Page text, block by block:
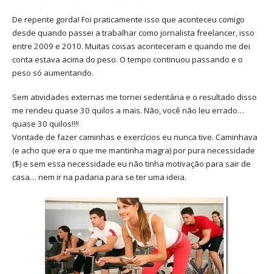
De repente gorda! Foi praticamente isso que aconteceu comigo
desde quando passei a trabalhar como jornalista freelancer, isso
entre 2009 e 2010. Muitas coisas aconteceram e quando me dei
conta estava acima do peso. O tempo continuou passando e o
peso só aumentando.
Sem atividades externas me tornei sedentária e o resultado disso
me rendeu quase 30 quilos a mais. Não, você não leu errado…
quase 30 quilos!!!!
Vontade de fazer caminhas e exercícios eu nunca tive. Caminhava
(e acho que era o que me mantinha magra) por pura necessidade
($) e sem essa necessidade eu não tinha motivação para sair de
casa… nem ir na padaria para se ter uma ideia.